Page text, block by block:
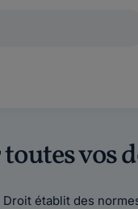
vos
établit des